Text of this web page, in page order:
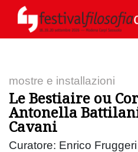
mostre e installazioni
Le Bestiaire ou
Antonella
Cavani
Curatore: Enrico Fruggeri